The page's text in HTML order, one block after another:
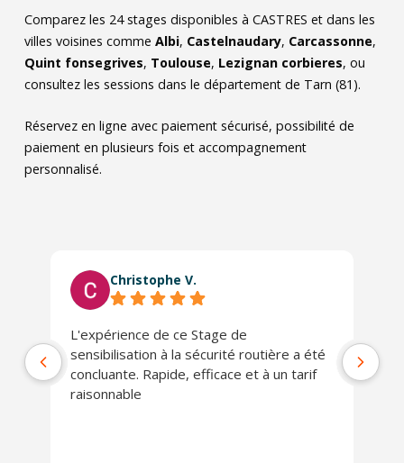
Comparez les 24stages disponibles à CASTRES et dans les
villes voisines comme Albi, Castelnaudary, Carcassonne,
Quint fonsegrives, Toulouse, Lezignan corbieres, ou
consultez les sessions dans le département de Tarn (81).
Réservez en ligne avec paiement sécurisé, possibilité de
paiement en plusieurs fois et accompagnement
personnalisé.
Christophe V.
L'expérience de ce Stage de
sensibilisation à la sécurité routière a été
concluante. Rapide, efficace et à un tarif
raisonnable